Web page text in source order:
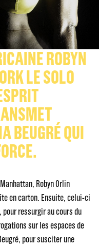
ROBYN
LE SOLO
BEUGRÉ QUI
Robyn Orlin
en carton. Ensuite, celui-ci
ressurgir au cours du
sur les espaces de
pour susciter une